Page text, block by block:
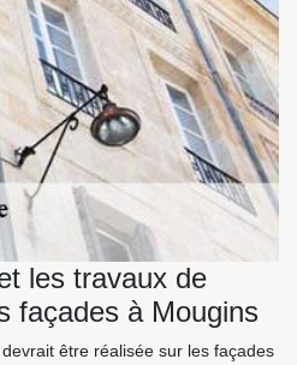
les travaux de
façades à Mougins
être réalisée sur les façades